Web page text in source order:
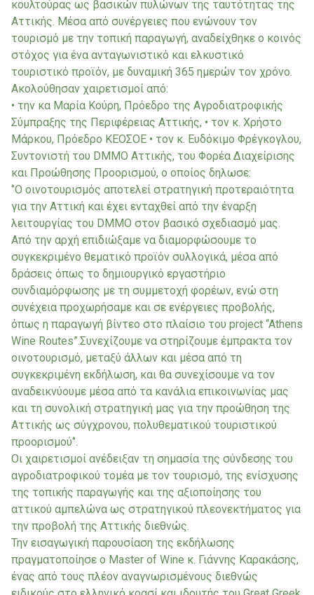
κουλτούρας ως βασικών πυλώνων της ταυτότητας της
Αττικής. Μέσα από συνέργειες που ενώνουν τον
τουρισμό με την τοπική παραγωγή, αναδείχθηκε ο κοινός
στόχος για ένα ανταγωνιστικό και ελκυστικό
τουριστικό προϊόν, με δυναμική 365 ημερών τον χρόνο.
Ακολούθησαν χαιρετισμοί από:
• την κα Μαρία Κούρη, Πρόεδρο της Αγροδιατροφικής
Σύμπραξης της Περιφέρειας Αττικής, • τον κ. Χρήστο
Μάρκου, Πρόεδρο ΚΕΟΣΟΕ • τον κ. Ευδόκιμο Φρέγκογλου,
Συντονιστή του DMMO Αττικής, του Φορέα Διαχείρισης
και Προώθησης Προορισμού, ο οποίος δηλωσε:
‘’Ο οινοτουρισμός αποτελεί στρατηγική προτεραιότητα
για την Αττική και έχει ενταχθεί από την έναρξη
λειτουργίας του DMMO στον βασικό σχεδιασμό μας.
Από την αρχή επιδιώξαμε να διαμορφώσουμε το
συγκεκριμένο θεματικό προϊόν συλλογικά, μέσα από
δράσεις όπως το δημιουργικό εργαστήριο
συνδιαμόρφωσης με τη συμμετοχή φορέων, ενώ στη
συνέχεια προχωρήσαμε και σε ενέργειες προβολής,
όπως η παραγωγή βίντεο στο πλαίσιο του project “Athens
Wine Routes”.Συνεχίζουμε να στηρίζουμε έμπρακτα τον
οινοτουρισμό, μεταξύ άλλων και μέσα από τη
συγκεκριμένη εκδήλωση, και θα συνεχίσουμε να τον
αναδεικνύουμε μέσα από τα κανάλια επικοινωνίας μας
και τη συνολική στρατηγική μας για την προώθηση της
Αττικής ως σύγχρονου, πολυθεματικού τουριστικού
προορισμού‘’.
Οι χαιρετισμοί ανέδειξαν τη σημασία της σύνδεσης του
αγροδιατροφικού τομέα με τον τουρισμό, της ενίσχυσης
της τοπικής παραγωγής και της αξιοποίησης του
αττικού αμπελώνα ως στρατηγικού πλεονεκτήματος για
την προβολή της Αττικής διεθνώς.
Την εισαγωγική παρουσίαση της εκδήλωσης
πραγματοποίησε ο Master of Wine κ. Γιάννης Καρακάσης,
ένας από τους πλέον αναγνωρισμένους διεθνώς